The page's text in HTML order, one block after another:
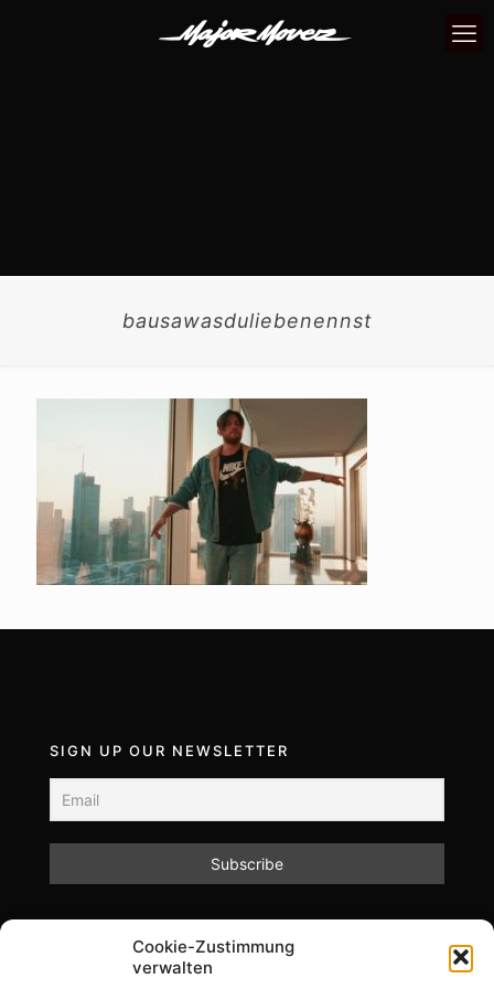
Cookie-Zustimmung
verwalten
bausawasduliebenennst
SIGN UP OUR NEWSLETTER
unsere Datenschutzrichtlinien.